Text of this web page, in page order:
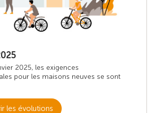
2025, les exigences
pour les maisons neuves se sont
les évolutions